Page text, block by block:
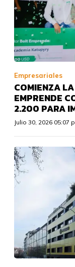
Empresariales
COMIENZA
EMPRENDE
2.200 PARA
Julio 30, 2026 05:07